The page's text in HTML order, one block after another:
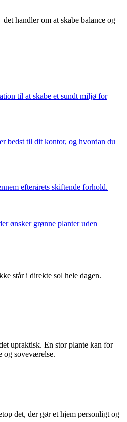
handler om at skabe balance og
til at skabe et sundt miljø for
bedst til dit kontor, og hvordan du
efterårets skiftende forhold.
ønsker grønne planter uden
står i direkte sol hele dagen.
upraktisk. En stor plante kan for
og soveværelse.
det, der gør et hjem personligt og